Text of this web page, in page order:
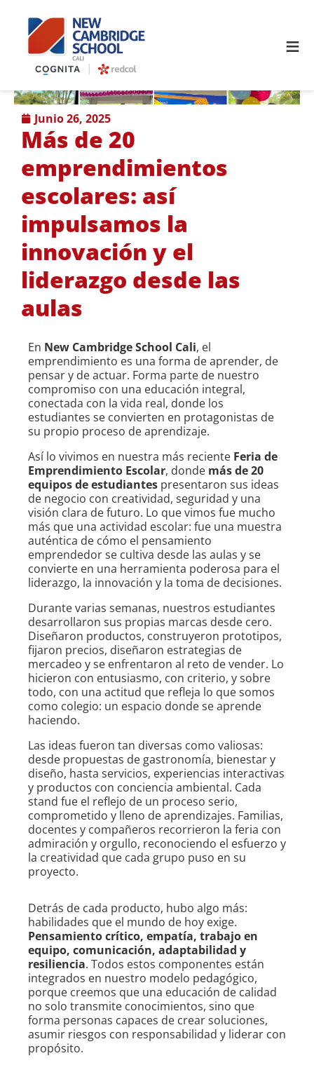
≡
junio 26, 2025
Más de 20
emprendimientos
escolares: así
impulsamos la
innovación y el
liderazgo desde las
aulas
En New Cambridge School Cali, el
emprendimiento es una forma de aprender, de
pensar y de actuar. Forma parte de nuestro
compromiso con una educación integral,
conectada con la vida real, donde los
estudiantes se convierten en protagonistas de
su propio proceso de aprendizaje.
Así lo vivimos en nuestra más reciente Feria de
Emprendimiento Escolar, donde más de 20
equipos de estudiantes presentaron sus ideas
de negocio con creatividad, seguridad y una
visión clara de futuro. Lo que vimos fue mucho
más que una actividad escolar: fue una muestra
auténtica de cómo el pensamiento
emprendedor se cultiva desde las aulas y se
convierte en una herramienta poderosa para el
liderazgo, la innovación y la toma de decisiones.
Durante varias semanas, nuestros estudiantes
desarrollaron sus propias marcas desde cero.
Diseñaron productos, construyeron prototipos,
fijaron precios, diseñaron estrategias de
mercadeo y se enfrentaron al reto de vender. Lo
hicieron con entusiasmo, con criterio, y sobre
todo, con una actitud que refleja lo que somos
como colegio: un espacio donde se aprende
haciendo.
Las ideas fueron tan diversas como valiosas:
desde propuestas de gastronomía, bienestar y
diseño, hasta servicios, experiencias interactivas
y productos con conciencia ambiental. Cada
stand fue el reflejo de un proceso serio,
comprometido y lleno de aprendizajes. Familias,
docentes y compañeros recorrieron la feria con
admiración y orgullo, reconociendo el esfuerzo y
la creatividad que cada grupo puso en su
proyecto.
Detrás de cada producto, hubo algo más:
habilidades que el mundo de hoy exige.
Pensamiento crítico, empatía, trabajo en
equipo, comunicación, adaptabilidad y
resiliencia. Todos estos componentes están
integrados en nuestro modelo pedagógico,
porque creemos que una educación de calidad
no solo transmite conocimientos, sino que
forma personas capaces de crear soluciones,
asumir riesgos con responsabilidad y liderar con
propósito.